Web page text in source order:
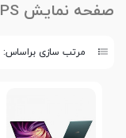
صفحه نمایش LTPS
مرتب سازی براساس: